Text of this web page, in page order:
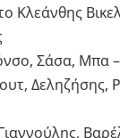
Κλεάνθης
Σάσα, Μπα
Δεληζήσης,